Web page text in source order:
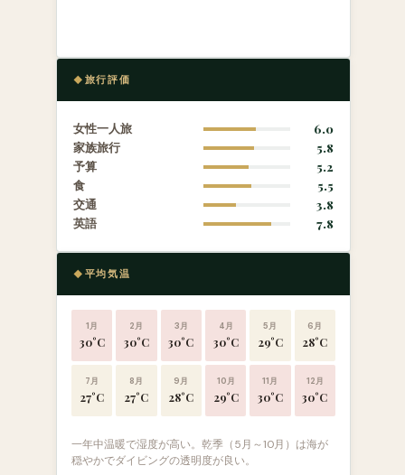
旅行評価
女性一人旅
6.0
家族旅行
5.8
予算
5.2
食
5.5
交通
3.8
英語
7.8
平均気温
1月
30°C
2月
30°C
3月
30°C
4月
30°C
5月
29°C
6月
28°C
7月
27°C
8月
27°C
9月
28°C
10月
29°C
11月
30°C
12月
30°C
一年中温暖で湿度が高い。乾季（5月～10月）は海が
穏やかでダイビングの透明度が良い。